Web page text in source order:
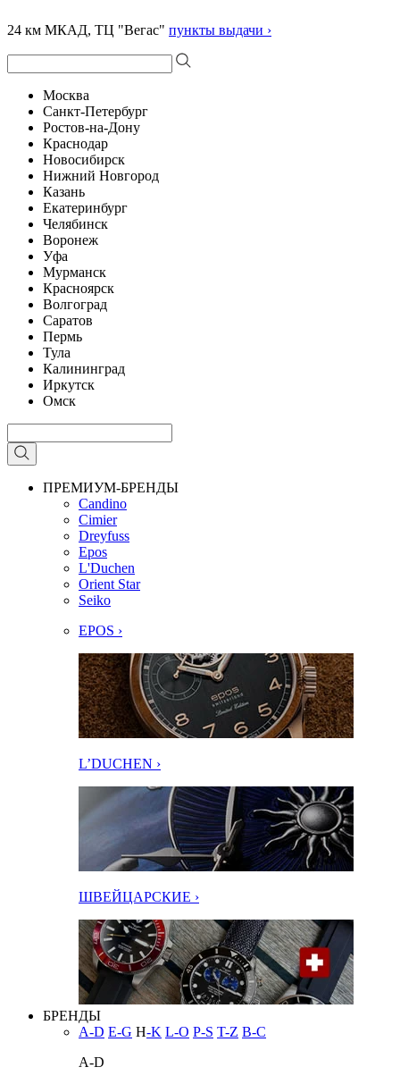
24 км МКАД, ТЦ "Вегас" пункты выдачи ›
Москва
Санкт-Петербург
Ростов-на-Дону
Краснодар
Новосибирск
Нижний Новгород
Казань
Екатеринбург
Челябинск
Воронеж
Уфа
Мурманск
Красноярск
Волгоград
Саратов
Пермь
Тула
Калининград
Иркутск
Омск
ПРЕМИУМ-БРЕНДЫ
Candino
Cimier
Dreyfuss
Epos
L'Duchen
Orient Star
Seiko
EPOS ›
L’DUCHEN ›
ШВЕЙЦАРСКИЕ ›
БРЕНДЫ
A-D E-G H-K L-O P-S T-Z В-С
A-D